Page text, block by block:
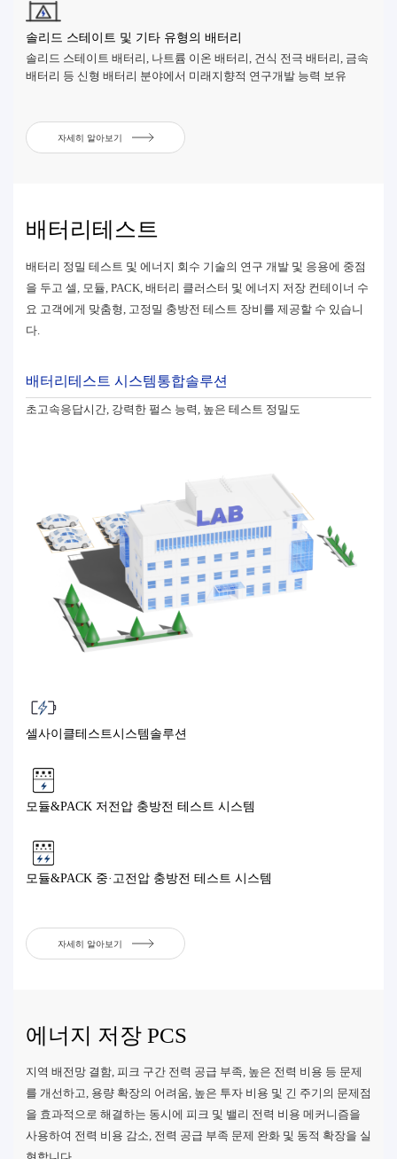
솔리드 스테이트 및 기타 유형의 배터리
솔리드 스테이트 배터리, 나트륨 이온 배터리, 건식 전극 배터리, 금속
배터리 등 신형 배터리 분야에서 미래지향적 연구개발 능력 보유
자세히 알아보기
배터리테스트
배터리 정밀 테스트 및 에너지 회수 기술의 연구 개발 및 응용에 중점
을 두고 셀, 모듈, PACK, 배터리 클러스터 및 에너지 저장 컨테이너 수
요 고객에게 맞춤형, 고정밀 충방전 테스트 장비를 제공할 수 있습니
다.
배터리테스트 시스템통합솔루션
초고속응답시간, 강력한 펄스 능력, 높은 테스트 정밀도
셀사이클테스트시스템솔루션
모듈&PACK 저전압 충방전 테스트 시스템
모듈&PACK 중·고전압 충방전 테스트 시스템
자세히 알아보기
에너지 저장 PCS
지역 배전망 결함, 피크 구간 전력 공급 부족, 높은 전력 비용 등 문제
를 개선하고, 용량 확장의 어려움, 높은 투자 비용 및 긴 주기의 문제점
을 효과적으로 해결하는 동시에 피크 및 밸리 전력 비용 메커니즘을
사용하여 전력 비용 감소, 전력 공급 부족 문제 완화 및 동적 확장을 실